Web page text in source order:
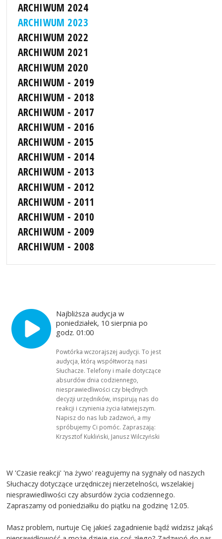
ARCHIWUM 2024
ARCHIWUM 2023
ARCHIWUM 2022
ARCHIWUM 2021
ARCHIWUM 2020
ARCHIWUM - 2019
ARCHIWUM - 2018
ARCHIWUM - 2017
ARCHIWUM - 2016
ARCHIWUM - 2015
ARCHIWUM - 2014
ARCHIWUM - 2013
ARCHIWUM - 2012
ARCHIWUM - 2011
ARCHIWUM - 2010
ARCHIWUM - 2009
ARCHIWUM - 2008
Najbliższa audycja w
poniedziałek, 10 sierpnia po
godz. 01:00
Powtórka wczorajszej audycji. To jest
audycja, którą współtworzą nasi
Słuchacze. Telefony i maile dotyczące
absurdów dnia codziennego,
niesprawiedliwości czy błędnych
decyzji urzędników, inspirują nas do
reakcji i czynienia życia łatwiejszym.
Napisz do nas lub zadzwoń, a my
spróbujemy Ci pomóc. Zapraszają:
Krzysztof Kukliński, Janusz Wilczyński
W 'Czasie reakcji' 'na żywo' reagujemy na sygnały od naszych
Słuchaczy dotyczące urzędniczej nierzetelności, wszelakiej
niesprawiedliwości czy absurdów życia codziennego.
Zapraszamy od poniedziałku do piątku na godzinę 12.05.
Masz problem, nurtuje Cię jakieś zagadnienie bądź widzisz jakąś